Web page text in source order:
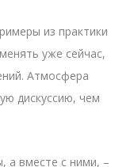
из практики
уже сейчас,
Атмосфера
дискуссию, чем
а вместе с ними, –